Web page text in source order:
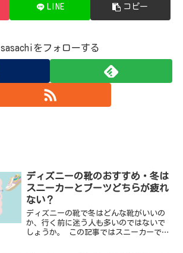
LINE コピー
sasachiをフォローする
ディズニーの靴のおすすめ・冬は
スニーカーとブーツどちらが疲れ
ない？
ディズニーの靴で冬はどんな靴がいいの
か、行く前に迷う人も多いのではないで
しょうか。 この記事ではスニーカーで行